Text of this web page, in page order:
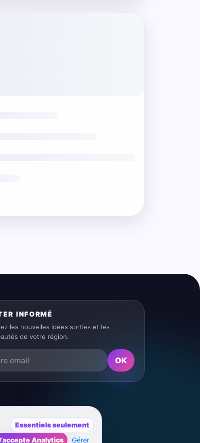
INFORMÉ
les nouvelles idées sorties et les
de votre région.
OK
Essentiels seulement
Analytics
Gérer